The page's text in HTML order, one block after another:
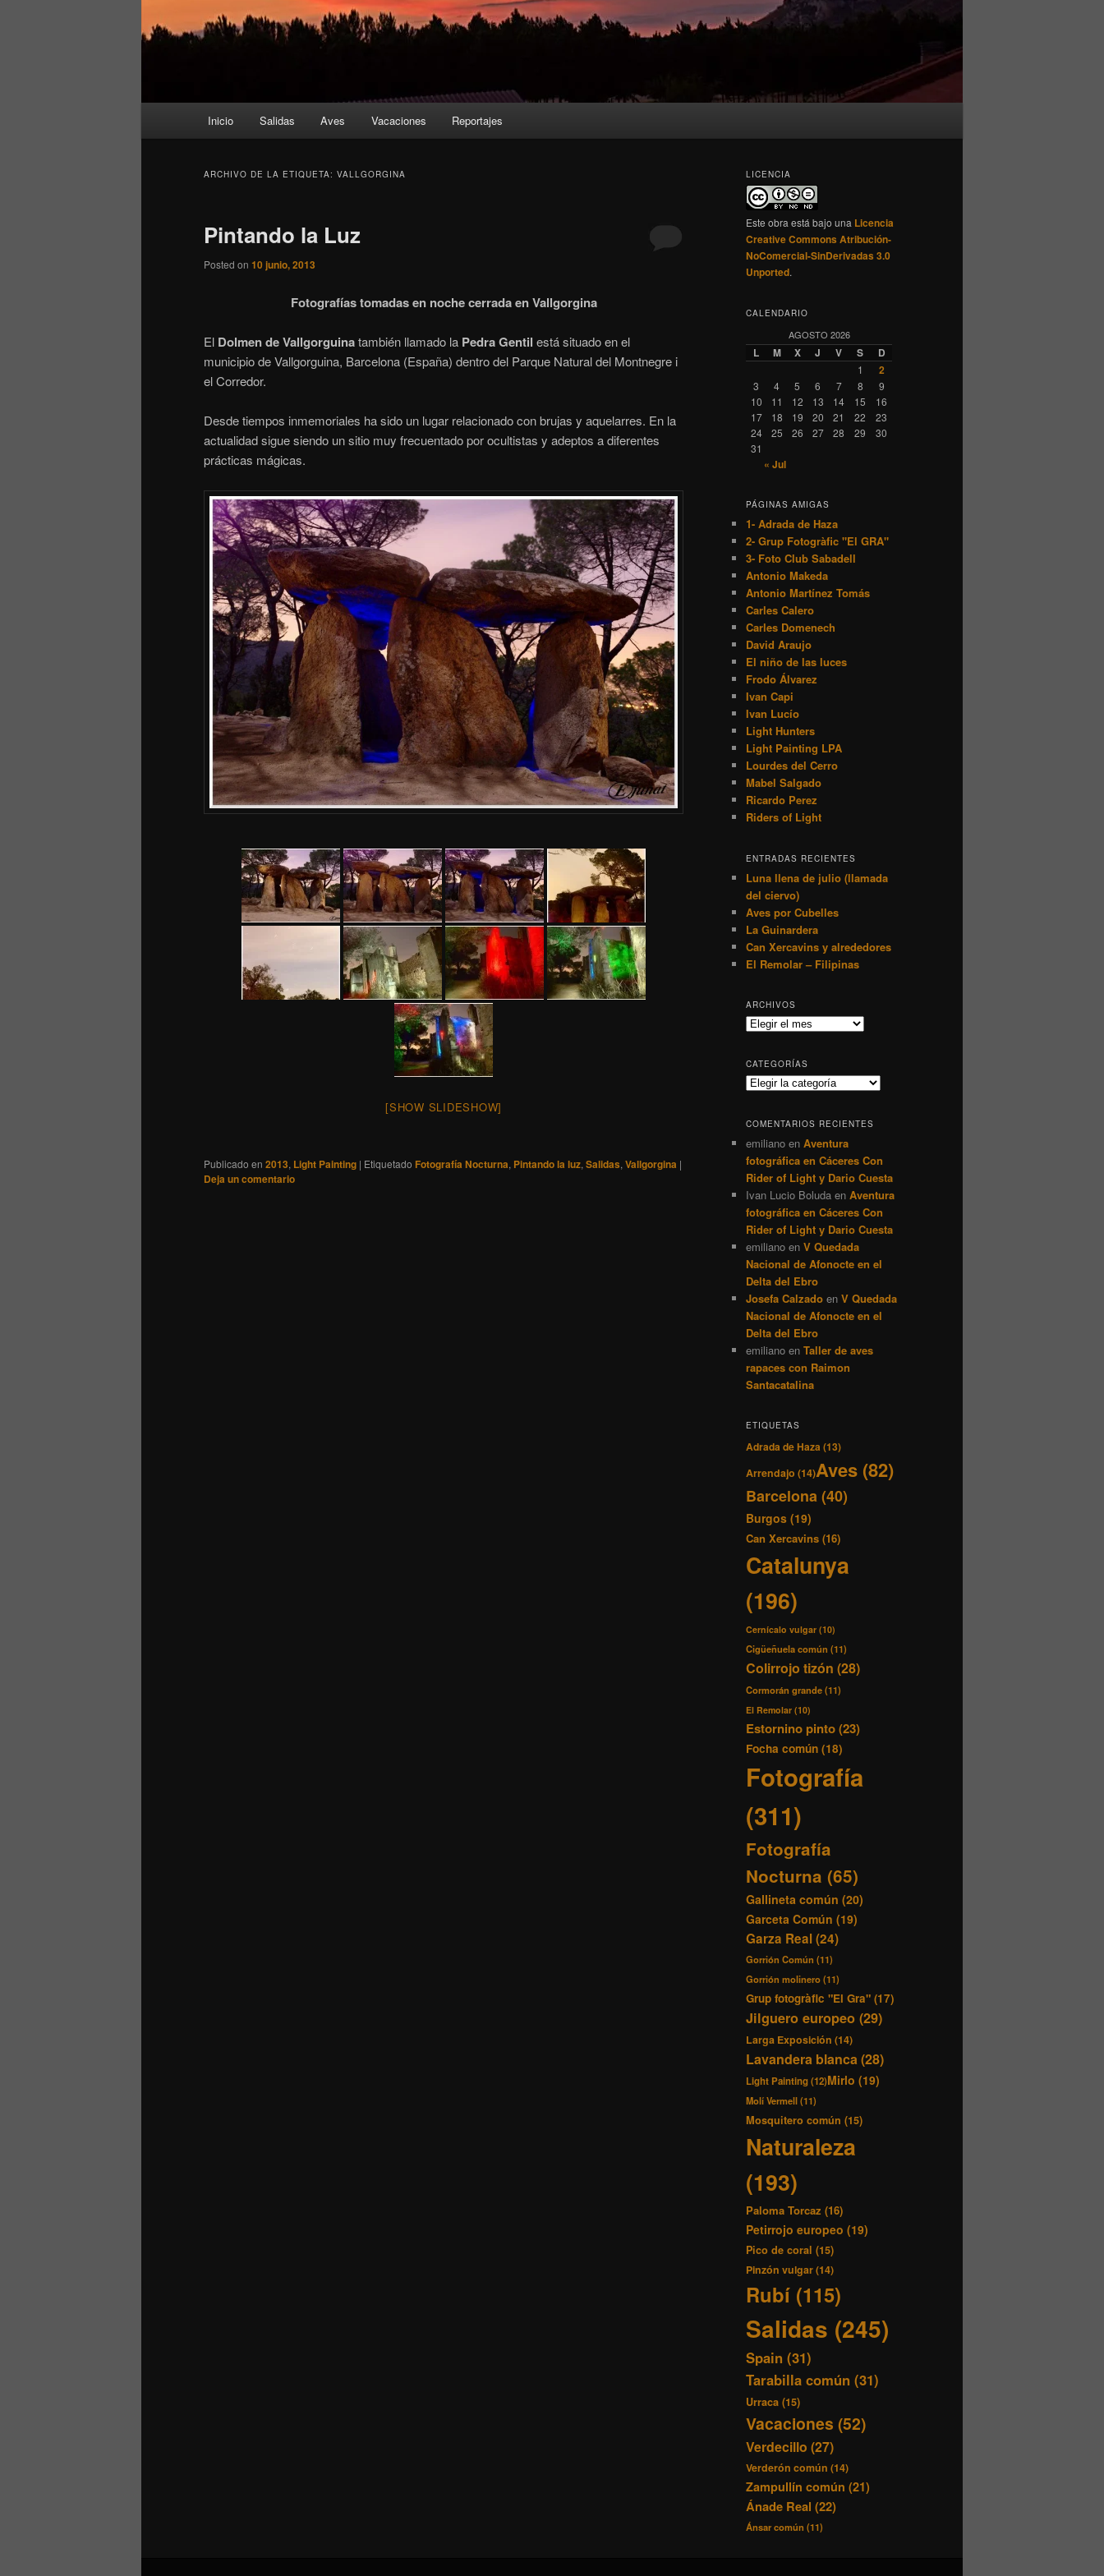
Inicio Salidas Aves Vacaciones Reportajes
ARCHIVO DE LA ETIQUETA: VALLGORGINA
Pintando la Luz
Posted on 10 junio, 2013
Fotografías tomadas en noche cerrada en Vallgorgina
El Dolmen de Vallgorguinatambién llamado la Pedra Gentil está situado en el
municipio de Vallgorguina, Barcelona (España) dentro del Parque Natural del Montnegre i
el Corredor.
Desde tiempos inmemoriales ha sido un lugar relacionado con brujas y aquelarres. En la
actualidad sigue siendo un sitio muy frecuentado por ocultistas y adeptos a diferentes
prácticas mágicas.
[SHOW SLIDESHOW]
Publicado en 2013, Light Painting | Etiquetado Fotografía Nocturna, Pintando la luz, Salidas, Vallgorgina |
Deja un comentario
LICENCIA
Este obra está bajo una Licencia
Creative Commons Atribución-
NoComercial-SinDerivadas 3.0
Unported.
CALENDARIO
AGOSTO 2026
L M X J V S D
1 2
3 4 5 6 7 8
9
10
11 12 13 14 15
16
17
18 19 20 21 22
23
24
25 26 27 28 29
30
31
« Jul
PÁGINAS AMIGAS
1- Adrada de Haza
2- Grup Fotogràfic "El GRA"
3- Foto Club Sabadell
Antonio Makeda
Antonio Martínez Tomás
Carles Calero
Carles Domenech
David Araujo
El niño de las luces
Frodo Álvarez
Ivan Capi
Ivan Lucío
Light Hunters
Light Painting LPA
Lourdes del Cerro
Mabel Salgado
Ricardo Perez
Riders of Light
ENTRADAS RECIENTES
Luna llena de julio (llamada
del ciervo)
Aves por Cubelles
La Guinardera
Can Xercavins y alrededores
El Remolar – Filipinas
ARCHIVOS
Archivos
CATEGORÍAS
Categorías
COMENTARIOS RECIENTES
emiliano en Aventura
fotográfica en Cáceres Con
Rider of Light y Dario Cuesta
Ivan Lucio Boluda en Aventura
fotográfica en Cáceres Con
Rider of Light y Dario Cuesta
emiliano en V Quedada
Nacional de Afonocte en el
Delta del Ebro
Josefa Calzado en V Quedada
Nacional de Afonocte en el
Delta del Ebro
emiliano en Taller de aves
rapaces con Raimon
Santacatalina
ETIQUETAS
Adrada de Haza (13)
Arrendajo (14)Aves (82)
Barcelona(40)
Burgos (19)
Can Xercavins (16)
Catalunya
(196)
Cernícalo vulgar (10)
Cigüeñuela común (11)
Colirrojo tizón (28)
Cormorán grande(11)
El Remolar (10)
Estornino pinto(23)
Focha común (18)
Fotografía
(311)
Fotografía
Nocturna (65)
Gallineta común (20)
Garceta Común (19)
Garza Real(24)
Gorrión Común (11)
Gorrión molinero(11)
Grup fotogràfic "El Gra" (17)
Jilguero europeo (29)
Larga Exposición (14)
Lavandera blanca(28)
Light Painting(12)Mirlo (19)
Molí Vermell(11)
Mosquitero común (15)
Naturaleza
(193)
Paloma Torcaz (16)
Petirrojo europeo (19)
Pico de coral (15)
Pinzón vulgar(14)
Rubí (115)
Salidas (245)
Spain (31)
Tarabilla común (31)
Urraca (15)
Vacaciones (52)
Verdecillo (27)
Verderón común (14)
Zampullín común (21)
Ánade Real (22)
Ánsar común (11)